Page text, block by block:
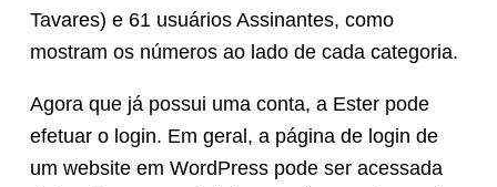
Tavares) e 61 usuários Assinantes, como
mostram os números ao lado de cada categoria.
Agora que já possui uma conta, a Ester pode
efetuar o login. Em geral, a página de login de
um website em WordPress pode ser acessada